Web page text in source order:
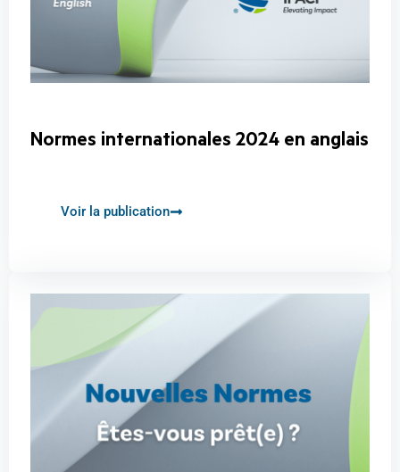
Normes internationales 2024 en anglais
Voir la publication